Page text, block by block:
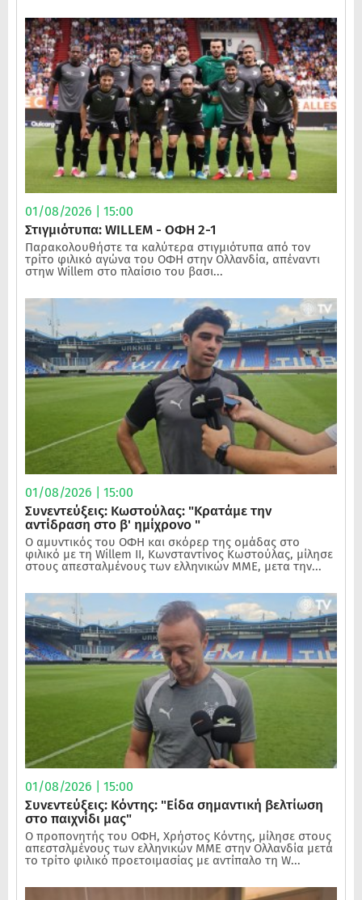
01/08/2026 | 15:00
Στιγμιότυπα: WILLEM - ΟΦΗ 2-1
Παρακολουθήστε τα καλύτερα στιγμιότυπα από τον
τρίτο φιλικό αγώνα του ΟΦΗ στην Ολλανδία, απέναντι
στηw Willem στο πλαίσιο του βασι...
01/08/2026 | 15:00
Συνεντεύξεις: Κωστούλας: "Κρατάμε την
αντίδραση στο β' ημίχρονο "
Ο αμυντικός του ΟΦΗ και σκόρερ της ομάδας στο
φιλικό με τη Willem II, Κωνσταντίνος Κωστούλας, μίλησε
στους απεσταλμένους των ελληνικών ΜΜΕ, μετα την...
01/08/2026 | 15:00
Συνεντεύξεις: Κόντης: "Είδα σημαντική βελτίωση
στο παιχνίδι μας"
Ο προπονητής του ΟΦΗ, Χρήστος Κόντης, μίλησε στους
απεστσλμένους των ελληνικών ΜΜΕ στην Ολλανδία μετά
το τρίτο φιλικό προετοιμασίας με αντίπαλο τη W...